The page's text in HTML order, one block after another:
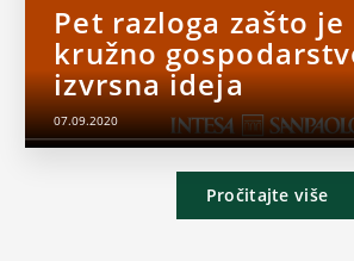
Pet razloga zašto je
kružno
izvrsna ideja
07.09.2020
Pročitajte više